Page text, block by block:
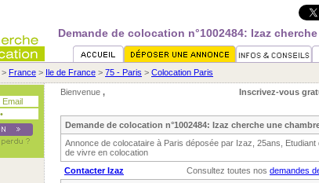
Demande de colocation n°1002484: Izaz
> France > Ile de France > 75 - Paris > Colocation Paris
Bienvenue , Inscrivez-vous
Demande de colocation n°1002484: Izaz cherche une
Annonce de colocataire à Paris déposée par Izaz, 25ans,
de vivre en colocation
Contacter Izaz
Consultez toutes nos demandes